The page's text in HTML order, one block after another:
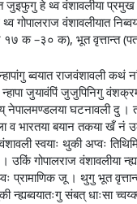
जुइफुगु हे थ्व वंशावलीया
थ्व गोपालराज वंशावलीयात
१७ क –३० क), भूत वृत्तान्त
ब्वयात राजवंशावली कथं
जुयावंपिं जुजुपिनिगु
नेपालमण्डलया घटनावली दु ।
व भारतया बयान तकया खँ नं
स्वयाः थुकी अप्वः
गोपालराज वंशावलीया
प्रामाणिक जू । थुगु भूत
न्ह्यब्वयातःगु संबत् धाःसा